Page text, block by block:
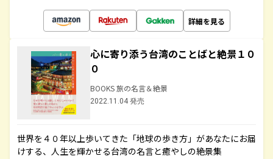
詳細を見る
心に寄り添う台湾のことばと絶景１０
０
BOOKS 旅の名言＆絶景
2022.11.04 発売
世界を４０年以上歩いてきた「地球の歩き方」があなたにお届
けする、人生を輝かせる台湾の名言と癒やしの絶景集